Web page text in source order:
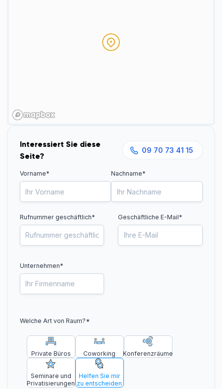
Interessiert Sie diese
Seite?
09 70 73 41 15
Vorname* Nachname*
Rufnummer geschäftlich* Geschäftliche E-Mail*
Unternehmen*
Welche Art von Raum?*
Private Büros Coworking Konferenzräume
Seminare und
Privatisierungen
Helfen Sie mir
zu entscheiden